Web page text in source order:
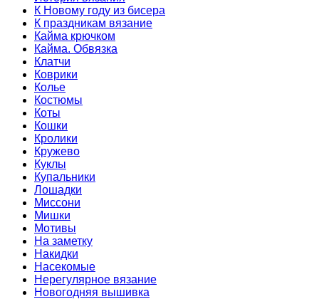
К Новому году из бисера
К праздникам вязание
Кайма крючком
Кайма. Обвязка
Клатчи
Коврики
Колье
Костюмы
Коты
Кошки
Кролики
Кружево
Куклы
Купальники
Лошадки
Миссони
Мишки
Мотивы
На заметку
Накидки
Насекомые
Нерегулярное вязание
Новогодняя вышивка